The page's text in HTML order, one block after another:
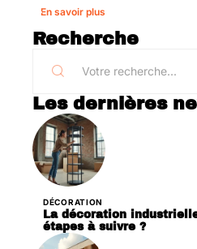
En savoir plus
Recherche
Les dernières
DÉCORATION
La décoration
étapes à suivre ?